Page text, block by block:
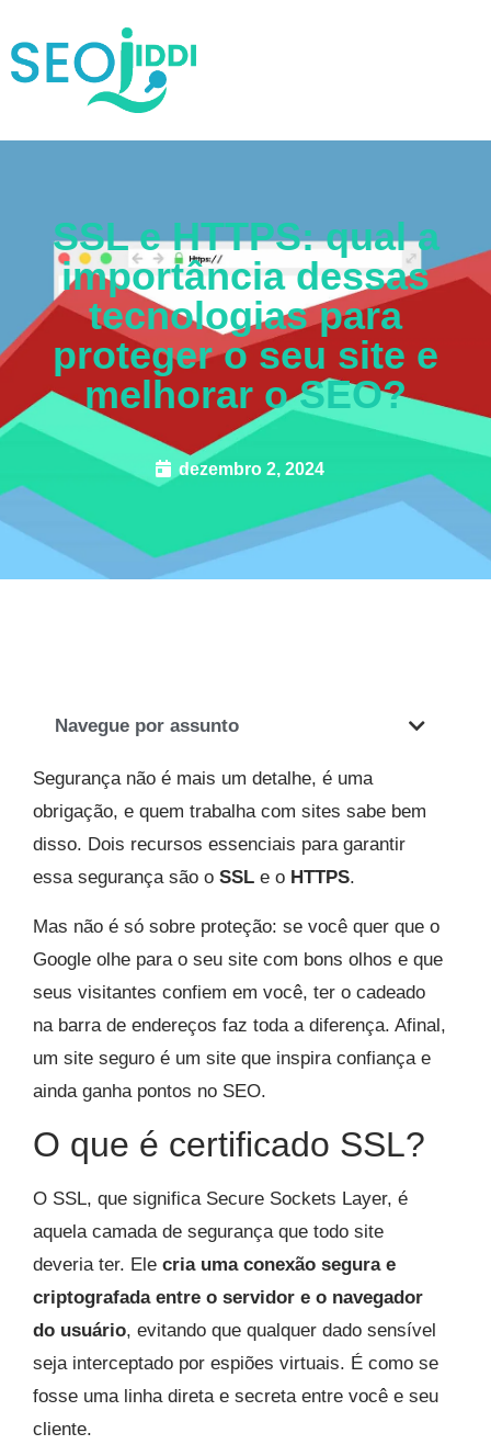
SSL e HTTPS: qual a
importância dessas
tecnologias para
proteger o seu site e
melhorar o SEO?
dezembro 2, 2024
Navegue por assunto
Segurança não é mais um detalhe, é uma
obrigação, e quem trabalha com sites sabe bem
disso. Dois recursos essenciais para garantir
essa segurança são o SSL e o HTTPS.
Mas não é só sobre proteção: se você quer que o
Google olhe para o seu site com bons olhos e que
seus visitantes confiem em você, ter o cadeado
na barra de endereços faz toda a diferença. Afinal,
um site seguro é um site que inspira confiança e
ainda ganha pontos no SEO.
O que é certificado SSL?
O SSL, que significa Secure Sockets Layer, é
aquela camada de segurança que todo site
deveria ter. Ele cria uma conexão segura e
criptografada entre o servidor e o navegador
do usuário, evitando que qualquer dado sensível
seja interceptado por espiões virtuais. É como se
fosse uma linha direta e secreta entre você e seu
cliente.